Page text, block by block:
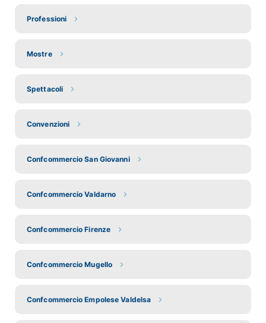
Professioni
Mostre
Spettacoli
Convenzioni
Confcommercio San Giovanni
Confcommercio Valdarno
Confcommercio Firenze
Confcommercio Mugello
Confcommercio Empolese Valdelsa